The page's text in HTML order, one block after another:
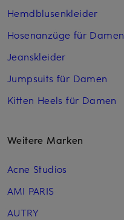
Hemdblusenkleider
Hosenanzüge für Damen
Jeanskleider
Jumpsuits für Damen
Kitten Heels für Damen
Weitere Marken
Acne Studios
AMI PARIS
AUTRY